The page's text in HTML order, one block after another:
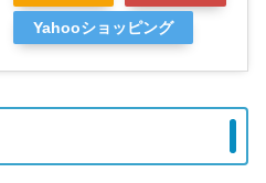
Yahooショッピング